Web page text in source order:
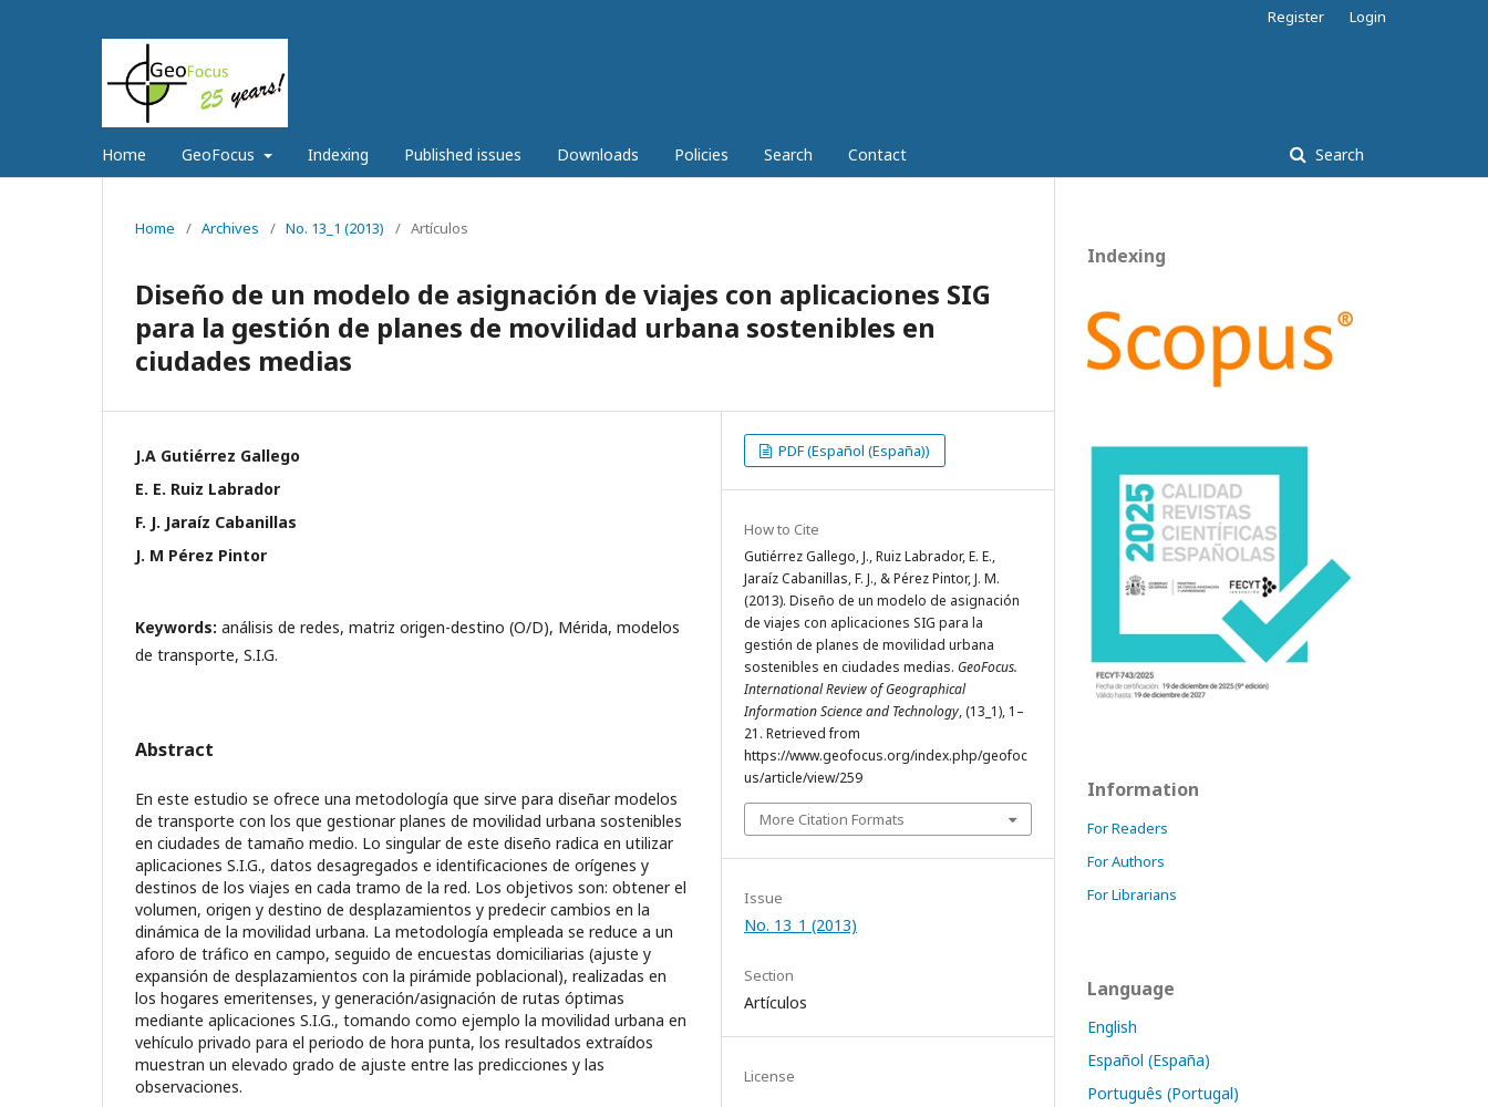
Home GeoFocus Indexing Published issues Downloads Policies Search Contact Search
Register Login
Home / Archives / No. 13_1 (2013) / Artículos
Diseño de un modelo de asignación de viajes con aplicaciones SIG
para la gestión de planes de movilidad urbana sostenibles en
ciudades medias
J.A Gutiérrez Gallego
E. E. Ruiz Labrador
F. J. Jaraíz Cabanillas
J. M Pérez Pintor
Keywords: análisis de redes, matriz origen-destino (O/D), Mérida, modelos
de transporte, S.I.G.
Abstract
En este estudio se ofrece una metodología que sirve para diseñar modelos
de transporte con los que gestionar planes de movilidad urbana sostenibles
en ciudades de tamaño medio. Lo singular de este diseño radica en utilizar
aplicaciones S.I.G., datos desagregados e identificaciones de orígenes y
destinos de los viajes en cada tramo de la red. Los objetivos son: obtener el
volumen, origen y destino de desplazamientos y predecir cambios en la
dinámica de la movilidad urbana. La metodología empleada se reduce a un
aforo de tráfico en campo, seguido de encuestas domiciliarias (ajuste y
expansión de desplazamientos con la pirámide poblacional), realizadas en
los hogares emeritenses, y generación/asignación de rutas óptimas
mediante aplicaciones S.I.G., tomando como ejemplo la movilidad urbana en
vehículo privado para el periodo de hora punta, los resultados extraídos
muestran un elevado grado de ajuste entre las predicciones y las
observaciones.
PDF (Español (España))
How to Cite
Gutiérrez Gallego, J., Ruiz Labrador, E. E.,
Jaraíz Cabanillas, F. J., & Pérez Pintor, J. M.
(2013). Diseño de un modelo de asignación
de viajes con aplicaciones SIG para la
gestión de planes de movilidad urbana
sostenibles en ciudades medias. GeoFocus.
International Review of Geographical
Information Science and Technology, (13_1), 1–
21. Retrieved from
https://www.geofocus.org/index.php/geofoc
us/article/view/259
More Citation Formats
Issue
No. 13_1 (2013)
Section
Artículos
License
Indexing
Information
For Readers
For Authors
For Librarians
Language
English
Español (España)
Português (Portugal)